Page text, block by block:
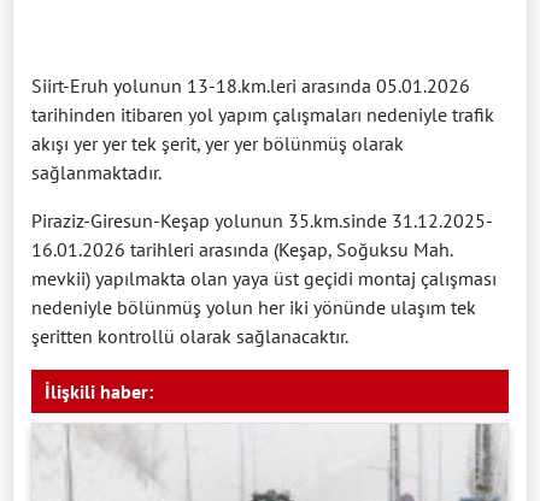
Siirt-Eruh yolunun 13-18.km.leri arasında 05.01.2026
tarihinden itibaren yol yapım çalışmaları nedeniyle trafik
akışı yer yer tek şerit, yer yer bölünmüş olarak
sağlanmaktadır.
Piraziz-Giresun-Keşap yolunun 35.km.sinde 31.12.2025-
16.01.2026 tarihleri arasında (Keşap, Soğuksu Mah.
mevkii) yapılmakta olan yaya üst geçidi montaj çalışması
nedeniyle bölünmüş yolun her iki yönünde ulaşım tek
şeritten kontrollü olarak sağlanacaktır.
İlişkili haber: